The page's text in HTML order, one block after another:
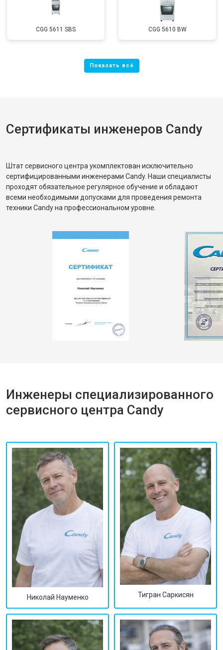
CGG 5611 SBS CGG 5610 BW
Сертификаты инженеров Candy
Штат сервисного центра укомплектован исключительно
сертифицированными инженерами Candy. Наши специалисты
проходят обязательное регулярное обучение и обладают
всеми необходимыми допусками для проведения ремонта
техники Candy на профессиональном уровне.
Инженеры специализированного
сервисного центра Candy
Николай Науменко Тигран Саркисян